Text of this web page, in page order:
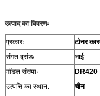
उत्पाद का विवरणः
प्रकारः
टोनर
संगत ब्रांडः
भाई
मॉडल संख्याः
DR420
उत्पत्ति का स्थान:
चीन